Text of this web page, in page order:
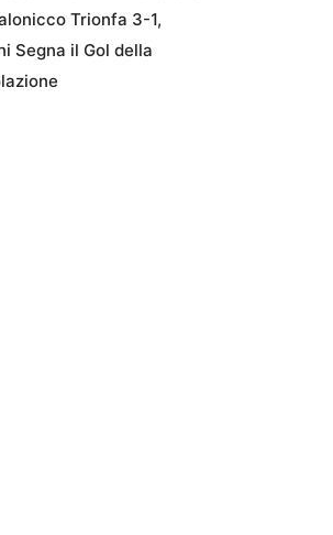
Trionfa 3-1,
Segna il Gol della